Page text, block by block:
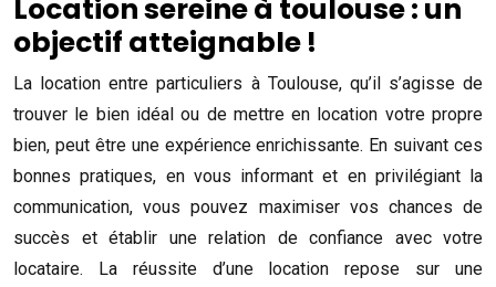
Location sereine à toulouse : un
objectif atteignable !
La location entre particuliers à Toulouse, qu’il s’agisse de
trouver le bien idéal ou de mettre en location votre propre
bien, peut être une expérience enrichissante. En suivant ces
bonnes pratiques, en vous informant et en privilégiant la
communication, vous pouvez maximiser vos chances de
succès et établir une relation de confiance avec votre
locataire. La réussite d’une location repose sur une